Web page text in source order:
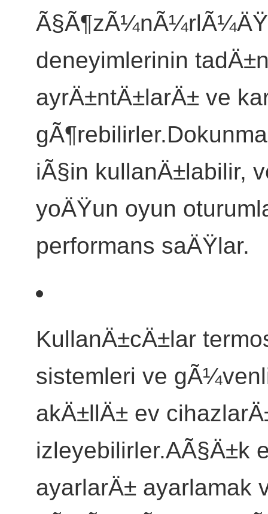
deneyimlerinin
ayrÄ±ntÄ±larÄ± ve
iÃ§in
yoÄŸun oyun
performans saÄŸlar.
KullanÄ±cÄ±lar
sistemleri ve
akÄ±llÄ± ev
izleyebilirler.AÃ§Ä±k
ayarlarÄ± ayarlamak